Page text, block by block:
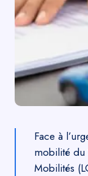
Face à
mobilité du
Mobilités